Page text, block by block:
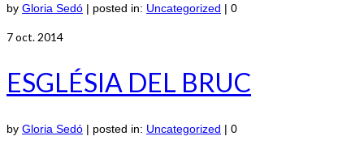
by Gloria Sedó | posted in: Uncategorized | 0
7oct. 2014
ESGLÉSIA DEL BRUC
by Gloria Sedó | posted in: Uncategorized | 0